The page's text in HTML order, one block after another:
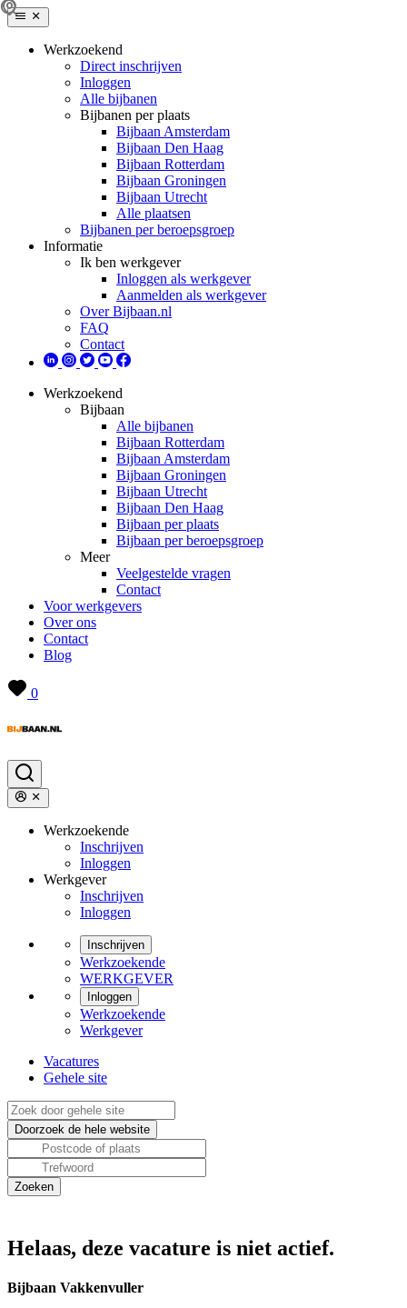
Werkzoekend
Direct inschrijven
Inloggen
Alle bijbanen
Bijbanen per plaats
Bijbaan Amsterdam
Bijbaan Den Haag
Bijbaan Rotterdam
Bijbaan Groningen
Bijbaan Utrecht
Alle plaatsen
Bijbanen per beroepsgroep
Informatie
Ik ben werkgever
Inloggen als werkgever
Aanmelden als werkgever
Over Bijbaan.nl
FAQ
Contact
Werkzoekend
Bijbaan
Alle bijbanen
Bijbaan Rotterdam
Bijbaan Amsterdam
Bijbaan Groningen
Bijbaan Utrecht
Bijbaan Den Haag
Bijbaan per plaats
Bijbaan per beroepsgroep
Meer
Veelgestelde vragen
Contact
Voor werkgevers
Over ons
Contact
Blog
0
Werkzoekende
Inschrijven
Inloggen
Werkgever
Inschrijven
Inloggen
Inschrijven
Werkzoekende
WERKGEVER
Inloggen
Werkzoekende
Werkgever
Vacatures
Gehele site
Helaas, deze vacature is niet actief.
Bijbaan Vakkenvuller